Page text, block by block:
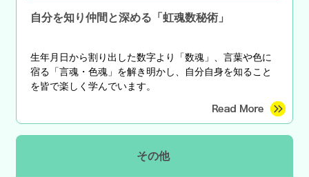
自分を知り仲間と深める「虹魂数秘術」
生年月日から割り出した数字より「数魂」、言葉や色に
宿る「言魂・色魂」を解き明かし、自分自身を知ること
を皆で楽しく学んでいます。
その他